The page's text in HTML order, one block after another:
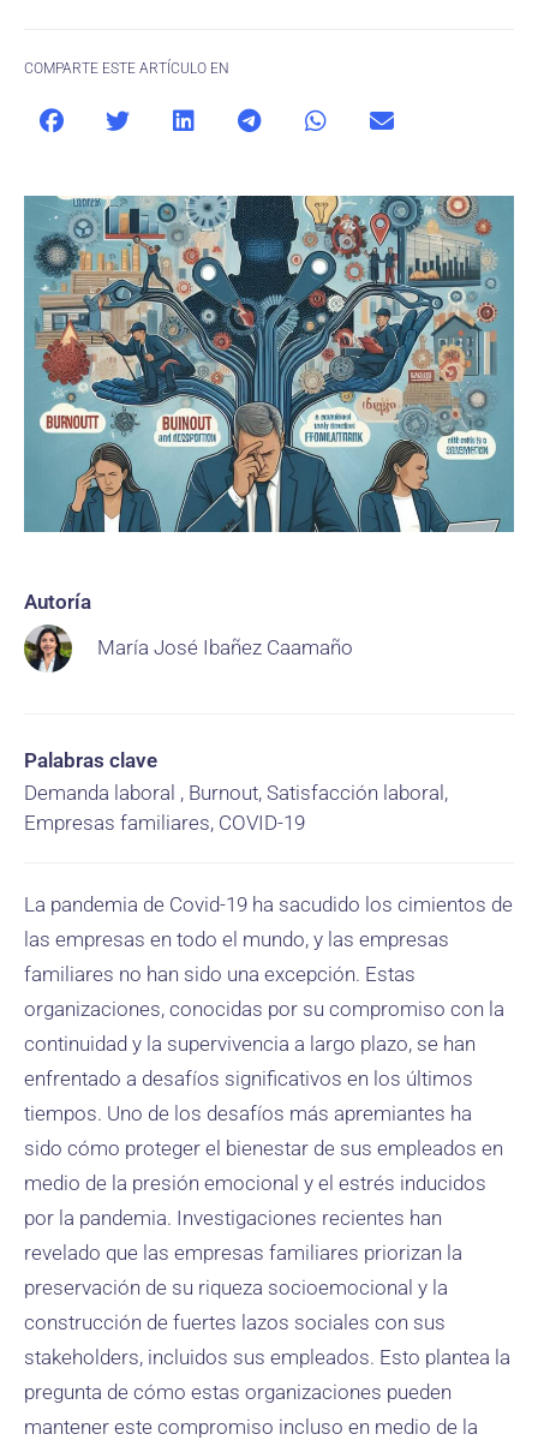
COMPARTE ESTE ARTÍCULO EN
Autoría
María José Ibañez Caamaño
Palabras clave
Demanda laboral , Burnout, Satisfacción laboral,
Empresas familiares, COVID-19
La pandemia de Covid-19 ha sacudido los cimientos de
las empresas en todo el mundo, y las empresas
familiares no han sido una excepción. Estas
organizaciones, conocidas por su compromiso con la
continuidad y la supervivencia a largo plazo, se han
enfrentado a desafíos significativos en los últimos
tiempos. Uno de los desafíos más apremiantes ha
sido cómo proteger el bienestar de sus empleados en
medio de la presión emocional y el estrés inducidos
por la pandemia. Investigaciones recientes han
revelado que las empresas familiares priorizan la
preservación de su riqueza socioemocional y la
construcción de fuertes lazos sociales con sus
stakeholders, incluidos sus empleados. Esto plantea la
pregunta de cómo estas organizaciones pueden
mantener este compromiso incluso en medio de la